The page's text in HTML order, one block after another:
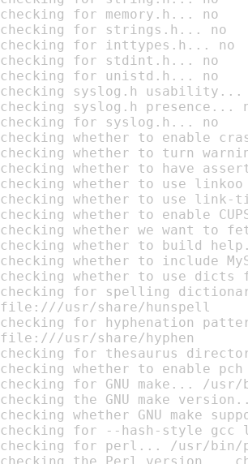
checking for memory.h... no
checking for strings.h... no
checking for inttypes.h... no
checking for stdint.h... no
checking for unistd.h... no
checking syslog.h usability...
checking syslog.h presence...
checking for syslog.h... no
checking whether to enable
checking whether to turn
checking whether to have
checking whether to use
checking whether to use link-
checking whether to enable
checking whether we want to
checking whether to build
checking whether to include
checking whether to use
checking for spelling
file:///usr/share/hunspell
checking for hyphenation
file:///usr/share/hyphen
checking for thesaurus
checking whether to enable
checking for GNU make... /usr/
checking the GNU make
checking whether GNU make
checking for --hash-style
checking for perl... /usr/bin/